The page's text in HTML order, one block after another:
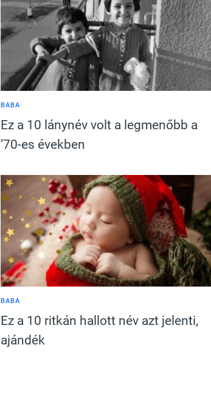
BABA
Ez a 10 lánynév volt a legmenőbb a
’70-es években
BABA
Ez a 10 ritkán hallott név azt jelenti,
ajándék